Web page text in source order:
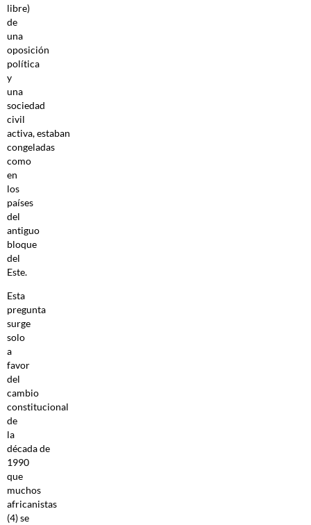
libre)
de
una
oposición
política
y
una
sociedad
civil
activa, estaban
congeladas
como
en
los
países
del
antiguo
bloque
del
Este.
Esta
pregunta
surge
solo
a
favor
del
cambio
constitucional
de
la
década de
1990
que
muchos
africanistas
(4) se